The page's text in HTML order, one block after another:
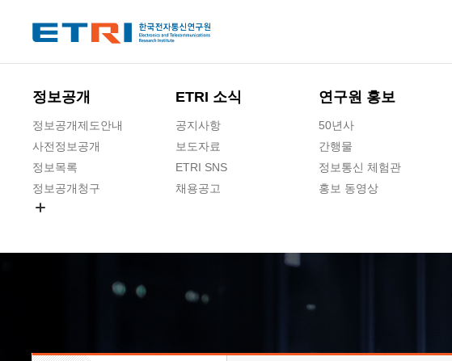
정보공개
정보공개제도안내
사전정보공개
정보목록
정보공개청구
ETRI 소식
공지사항
보도자료
ETRI SNS
채용공고
연구원 홍보
50년사
간행물
정보통신 체험관
홍보 동영상